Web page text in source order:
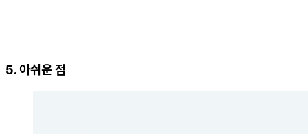
5. 아쉬운 점